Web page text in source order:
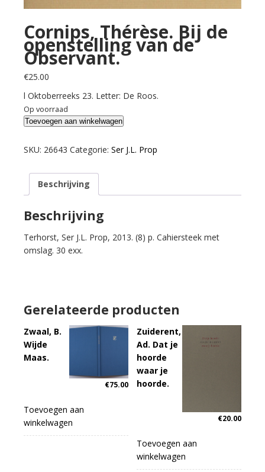
Cornips, Thérèse. Bij de
openstelling van de
Observant.
€25.00
l Oktoberreeks 23. Letter: De Roos.
Op voorraad
Cornips,
Bij
openstelling
de
Observant.
Toevoegen aan winkelwagen
SKU: 26643 Categorie: Ser J.L. Prop
Beschrijving
Beschrijving
Terhorst, Ser J.L. Prop, 2013. (8) p. Cahiersteek met
omslag. 30 exx.
Gerelateerde producten
Zwaal, B.
Wijde
Maas.
€75.00
Toevoegen aan
winkelwagen
Zuiderent,
Ad. Dat je
hoorde
waar je
hoorde.
€20.00
Toevoegen aan
winkelwagen